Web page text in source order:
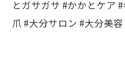
とガサガサ #かかとケア
爪 #大分サロン #大分美